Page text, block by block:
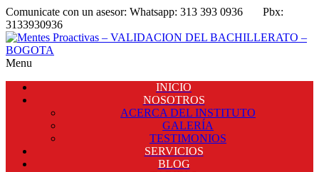
Comunicate con un asesor: Whatsapp: 313 393 0936 Pbx:
3133930936
Menu
INICIO
NOSOTROS
ACERCA DEL INSTITUTO
GALERÍA
TESTIMONIOS
SERVICIOS
BLOG